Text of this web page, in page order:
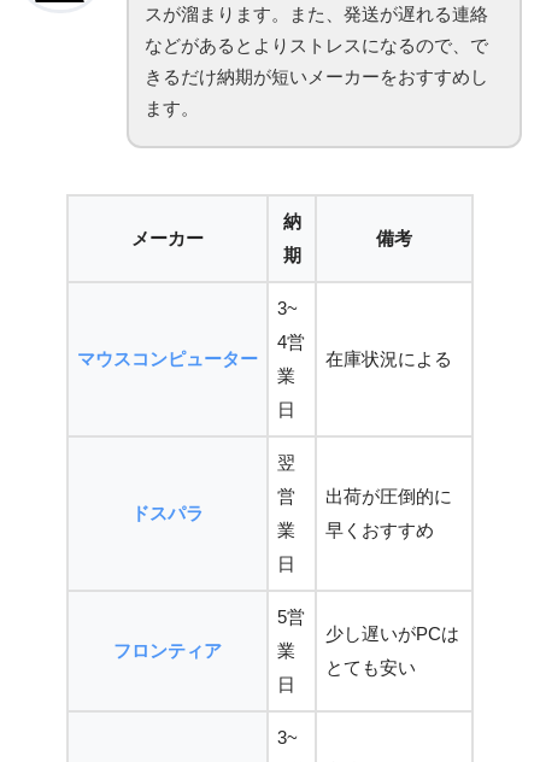
スが溜まります。また、発送が遅れる連絡
などがあるとよりストレスになるので、で
きるだけ納期が短いメーカーをおすすめし
ます。
メーカー
納
期
備考
マウスコンピューター
3~
4営
業
日
在庫状況による
ドスパラ
翌
営
業
日
出荷が圧倒的に
早くおすすめ
フロンティア
5営
業
日
少し遅いがPCは
とても安い
3~